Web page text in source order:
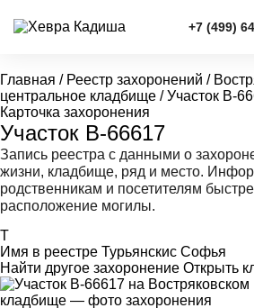
+7 (499)
Главная / Реестр захоронений /
центральное кладбище / Участок В-
Карточка захоронения
Участок В-66617
Запись реестра с данными о
жизни, кладбище, ряд и место.
родственникам и посетителям
расположение могилы.
Т
Имя в реестре Турьянскис Софья
Найти другое захоронение Открыть